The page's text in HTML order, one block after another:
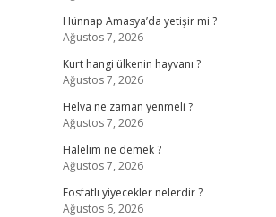
Hünnap Amasya’da yetişir mi ?
Ağustos 7, 2026
Kurt hangi ülkenin hayvanı ?
Ağustos 7, 2026
Helva ne zaman yenmeli ?
Ağustos 7, 2026
Halelim ne demek ?
Ağustos 7, 2026
Fosfatlı yiyecekler nelerdir ?
Ağustos 6, 2026